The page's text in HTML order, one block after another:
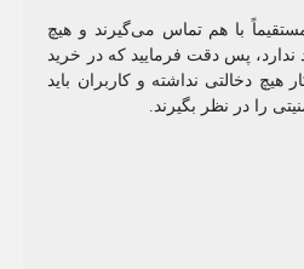
با هم تماس می‌گیرند و هیچ
پس دقت فرمایید که در خرید
دخالتی نداشته و کاربران باید
را در نظر بگیرند.